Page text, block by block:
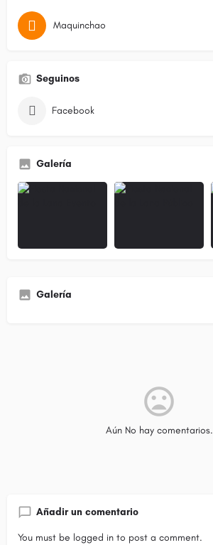
Maquinchao
Seguinos
Facebook
Galería
Galería
Aún No hay comentarios.
Añadir un comentario
You must be logged in to post a comment.